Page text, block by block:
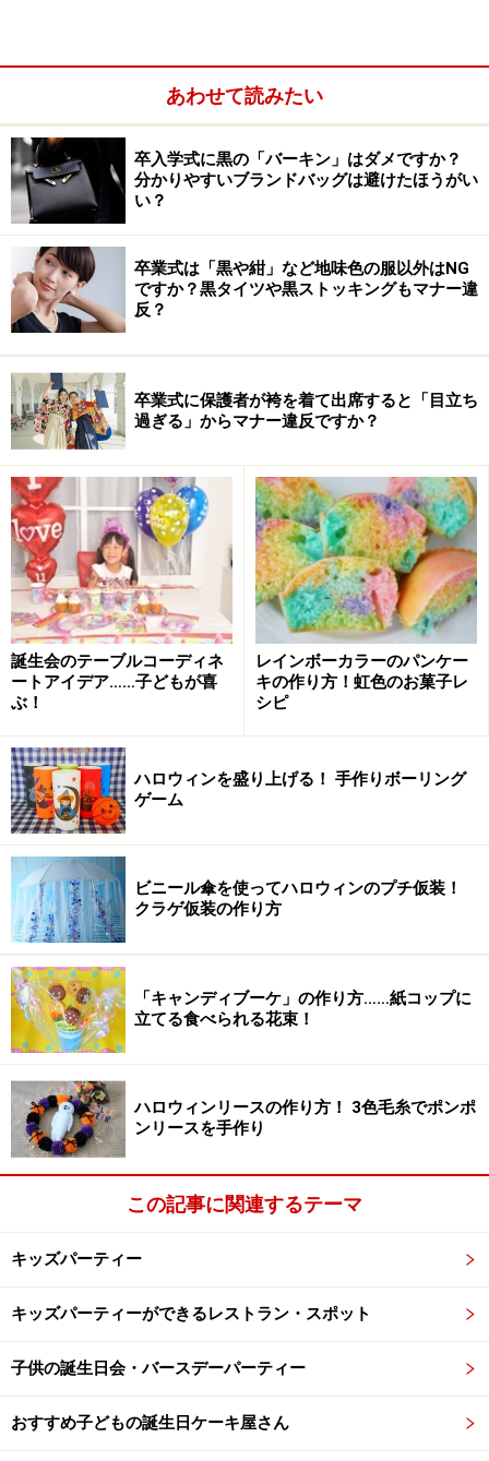
ハロウィンパーティーでは定番の工作です
spider headband（クモのヘッドバンド）はアメリカでは
とても有名な工作です。ハロウィンで初めて仮装する子
どもや、派手なコスチュームが苦手な子ども向きの、プ
チ仮装グッズです。
spider headbandの作り方
材料：黒い画用紙：6cm×約55cm、黒いボール紙（カラ
ー段ボール）、手芸用の目玉：8個
黒い輪を作ります。直径は子どもの頭囲と同じ大きさです
1. 黒い画用紙で輪を作ります。サイズは縦6cm×子どもの
頭の周囲（50～60cm)の長さです。紙が短ければ両面テ
ープでつないでください。
黒い段ボールを8本切ります
2. 黒い段ボールを約4cm×20cmに切ります。これを8本作
ります。
画用紙の淵に段ボールを留めます
3. 段ボールを画用紙の淵に、両面テープで8本付けま
めてください。
あわせて読みたい
卒入学式に黒の「バーキン」はダメですか？
分かりやすいブランドバッグは避けたほうがい
い？
卒業式は「黒や紺」など地味色の服以外はNG
ですか？黒タイツや黒ストッキングもマナー違
反？
卒業式に保護者が袴を着て出席すると「目立ち
過ぎる」からマナー違反ですか？
誕生会のテーブルコーディネ
ートアイデア……子どもが喜
ぶ！
レインボーカラーのパンケー
キの作り方！虹色のお菓子レ
シピ
ハロウィンを盛り上げる！ 手作りボーリング
ゲーム
ビニール傘を使ってハロウィンのプチ仮装！
クラゲ仮装の作り方
「キャンディブーケ」の作り方……紙コップに
立てる食べられる花束！
ハロウィンリースの作り方！ 3色毛糸でポンポ
ンリースを手作り
この記事に関連するテーマ
キッズパーティー
キッズパーティーができるレストラン・スポット
子供の誕生日会・バースデーパーティー
おすすめ子どもの誕生日ケーキ屋さん